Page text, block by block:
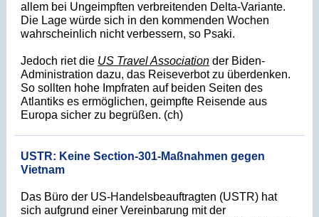
allem bei Ungeimpften verbreitenden Delta-Variante.
Die Lage würde sich in den kommenden Wochen
wahrscheinlich nicht verbessern, so Psaki.
Jedoch riet die US Travel Association der Biden-
Administration dazu, das Reiseverbot zu überdenken.
So sollten hohe Impfraten auf beiden Seiten des
Atlantiks es ermöglichen, geimpfte Reisende aus
Europa sicher zu begrüßen. (ch)
USTR: Keine Section-301-Maßnahmen gegen
Vietnam
Das Büro der US-Handelsbeauftragten (USTR) hat
sich aufgrund einer Vereinbarung mit der